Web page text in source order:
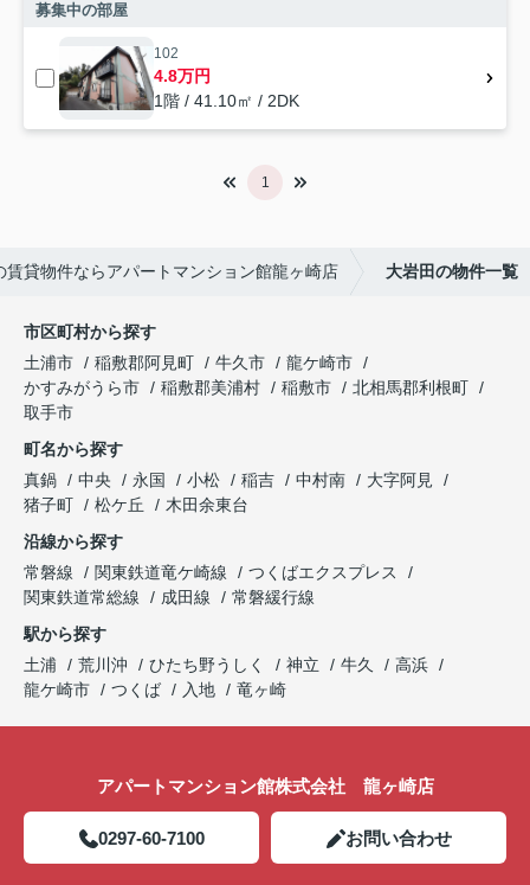
募集中の部屋
102
4.8万円
1階 / 41.10㎡ / 2DK
1
賃貸物件ならアパートマンション館龍ヶ崎店 大岩田の物件一覧
市区町村から探す
土浦市
稲敷郡阿見町 牛久市
龍ケ崎市
かすみがうら市
稲敷郡美浦村 稲敷市
北相馬郡利根町
取手市
町名から探す
真鍋
中央 永国 小松 稲吉 中村南
大字阿見
猪子町
松ケ丘
木田余東台
沿線から探す
常磐線
関東鉄道竜ケ崎線
つくばエクスプレス
関東鉄道常総線
成田線
常磐緩行線
駅から探す
土浦
荒川沖 ひたち野うしく 神立 牛久
高浜
龍ケ崎市
つくば 入地 竜ヶ崎
アパートマンション館株式会社 龍ヶ崎店
0297-60-7100 お問い合わせ